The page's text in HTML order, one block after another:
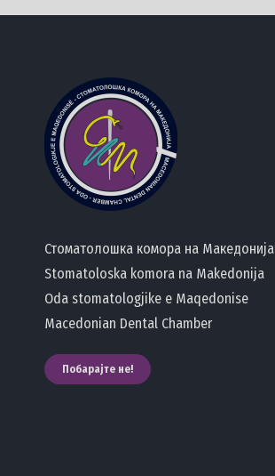
Стоматолошка комора на Македонија
Stomatoloska komora na Makedonija
Oda stomatologjike e Maqedonise
Macedonian Dental Chamber
Побарајте не!